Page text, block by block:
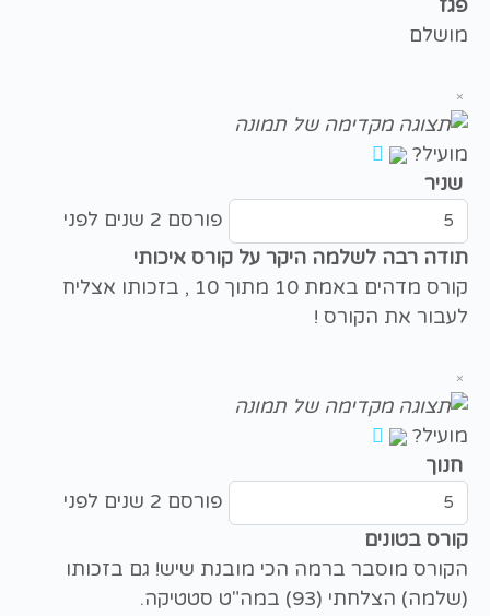
פגז
מושלם
×
מועיל?
שניר
פורסם 2 שנים לפני
תודה רבה לשלמה היקר על קורס איכותי
קורס מדהים באמת 10 מתוך 10 , בזכותו אצליח
לעבור את הקורס !
×
מועיל?
חנוך
פורסם 2 שנים לפני
קורס בטונים
הקורס מוסבר ברמה הכי מובנת שיש! גם בזכותו
(שלמה) הצלחתי (93) במה"ט סטטיקה.